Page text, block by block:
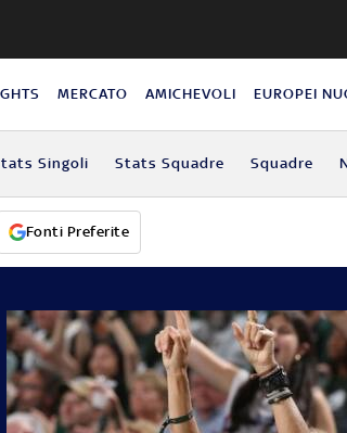
MERCATO AMICHEVOLI EUROPEI
Singoli Stats Squadre Squadre
Fonti Preferite